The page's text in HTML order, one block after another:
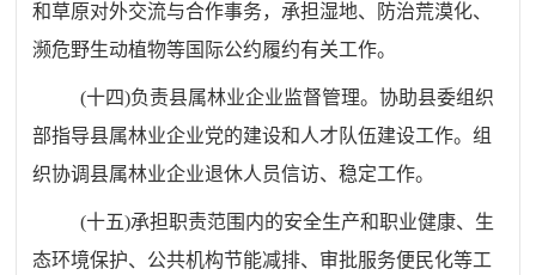
和草原对外交流与合作事务，承担湿地、防治荒漠化、
濒危野生动植物等国际公约履约有关工作。
(十四)负责县属林业企业监督管理。协助县委组织
部指导县属林业企业党的建设和人才队伍建设工作。组
织协调县属林业企业退休人员信访、稳定工作。
(十五)承担职责范围内的安全生产和职业健康、生
态环境保护、公共机构节能减排、审批服务便民化等工